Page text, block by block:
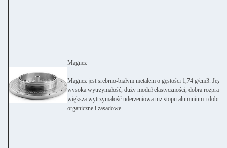
Magnez
Magnez jest srebrno-białym metalem o gęstości 1,74 g/cm3. Jego
wysoka wytrzymałość, duży moduł elastyczności, dobra
większa wytrzymałość uderzeniowa niż stopu aluminium i dobra
organiczne i zasadowe.